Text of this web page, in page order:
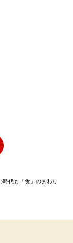
時代も「食」のまわり